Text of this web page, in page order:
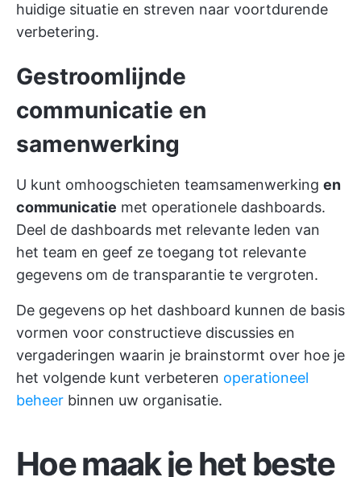
huidige situatie en streven naar voortdurende
verbetering.
Gestroomlijnde
communicatie en
samenwerking
U kunt omhoogschieten teamsamenwerking en
communicatie met operationele dashboards.
Deel de dashboards met relevante leden van
het team en geef ze toegang tot relevante
gegevens om de transparantie te vergroten.
De gegevens op het dashboard kunnen de basis
vormen voor constructieve discussies en
vergaderingen waarin je brainstormt over hoe je
het volgende kunt verbeteren operationeel
beheer binnen uw organisatie.
Hoe maak je het beste